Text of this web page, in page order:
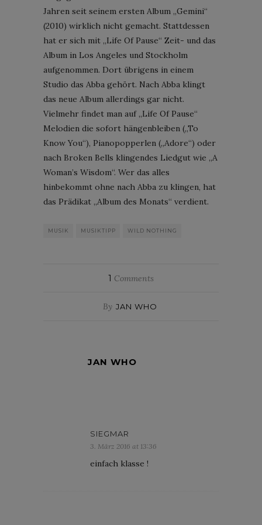
Jahren seit seinem ersten Album „Gemini“
(2010) wirklich nicht gemacht. Stattdessen
hat er sich mit „Life Of Pause“ Zeit- und das
Album in Los Angeles und Stockholm
aufgenommen. Dort übrigens in einem
Studio das Abba gehört. Nach Abba klingt
das neue Album allerdings gar nicht.
Vielmehr findet man auf „Life Of Pause“
Melodien die sofort hängenbleiben („To
Know You“), Pianopopperlen („Adore“) oder
nach Broken Bells klingendes Liedgut wie „A
Woman’s Wisdom“. Wer das alles
hinbekommt ohne nach Abba zu klingen, hat
das Prädikat „Album des Monats“ verdient.
MUSIK MUSIKTIPP WILD NOTHING
1 Comments
By JAN WHO
JAN WHO
SIEGMAR
3. März 2016 at 13:36
einfach klasse !